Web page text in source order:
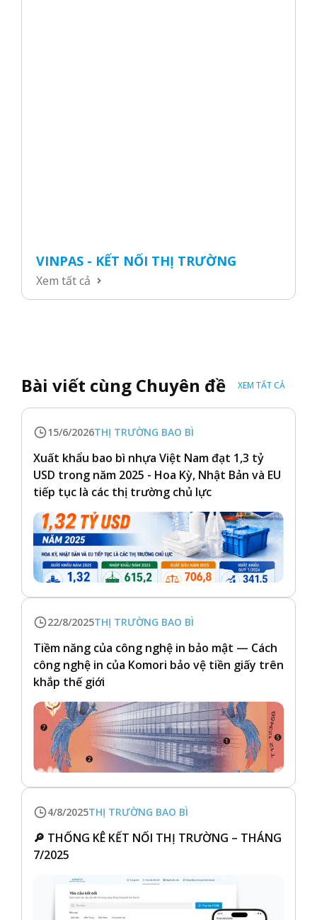
VINPAS - KẾT NỐI THỊ TRƯỜNG
Xem tất cả
Bài viết cùng Chuyên đề XEM TẤT CẢ
15/6/2026THỊ TRƯỜNG BAO BÌ
Xuất khẩu bao bì nhựa Việt Nam đạt 1,3 tỷ
USD trong năm 2025 - Hoa Kỳ, Nhật Bản và EU
tiếp tục là các thị trường chủ lực
22/8/2025THỊ TRƯỜNG BAO BÌ
Tiềm năng của công nghệ in bảo mật — Cách
công nghệ in của Komori bảo vệ tiền giấy trên
khắp thế giới
4/8/2025THỊ TRƯỜNG BAO BÌ
🔎 THỐNG KÊ KẾT NỐI THỊ TRƯỜNG – THÁNG
7/2025